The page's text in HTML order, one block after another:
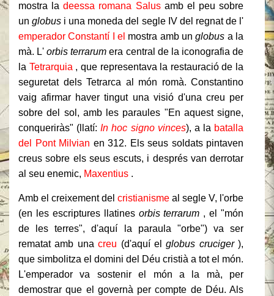
mostra ladeessa romana Salusamb el peu sobre
unglobus i una moneda del segle IV del regnat de l'
emperador Constantí I el mostra amb unglobus a la
mà. L'orbis terrarum era central de la iconografia de
la Tetrarquia , que representava la restauració de la
seguretat dels Tetrarca al món romà. Constantino
vaig afirmar haver tingut una visió d'una creu per
sobre del sol, amb les paraules "En aquest signe,
conqueriràs" (llatí:In hoc signo vinces), a la batalla
del Pont Milvian en 312. Els seus soldats pintaven
creus sobre els seus escuts, i després van derrotar
al seu enemic, Maxentius .
Amb el creixement del cristianisme al segle V, l'orbe
(en les escriptures llatines orbis terrarum , el "món
de les terres", d'aquí la paraula "orbe") va ser
rematat amb unacreu (d'aquí elglobus cruciger),
que simbolitza el domini del Déu cristià a tot el món.
L'emperador va sostenir el món a la mà, per
demostrar que el governà per compte de Déu. Als